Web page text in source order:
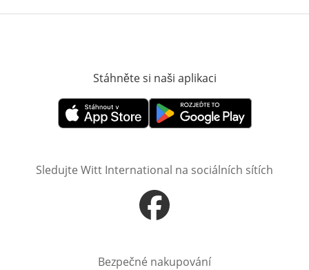
Stáhněte si naši aplikaci
Otevře v novém okněOtevře v novém okně
Sledujte Witt International na sociálních sítích
Otevře v novém okně
Bezpečné nakupování